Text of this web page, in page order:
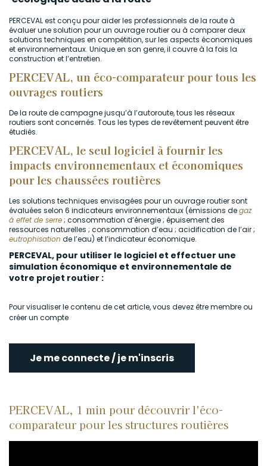
PERCEVAL est conçu pour aider les professionnels de la route à
évaluer une solution pour un ouvrage routier ou à comparer deux
solutions techniques en compétition, sur les aspects économiques
et environnementaux. Unique en son genre, il couvre à la fois la
construction et l’entretien.
PERCEVAL, un éco-comparateur pour tous les
ouvrages routiers
De la route de campagne jusqu’à l’autoroute, tous les réseaux
routiers sont concernés. Tous les types de revêtement peuvent être
étudiés.
PERCEVAL, le seul logiciel à fournir les
impacts environnementaux et économiques
pour les chaussées routières
Les solutions techniques envisagées pour un ouvrage routier sont
évaluées selon 6 indicateurs environnementaux (émissions degaz
à effet de serre; consommation d’énergie ; épuisement des
ressources naturelles ; consommation d’eau ; acidification de l’air ;
eutrophisation de l’eau) et l’indicateur économique.
PERCEVAL, pour utiliser le logiciel et effectuer une
simulation économique et environnementale de
votre projet routier :
Pour visualiser le contenu de cet article, vous devez être membre ou
créer un compte
Je me connecte / je m'inscris
PERCEVAL, 1 min pour découvrir l'éco-
comparateur pour les structures routières